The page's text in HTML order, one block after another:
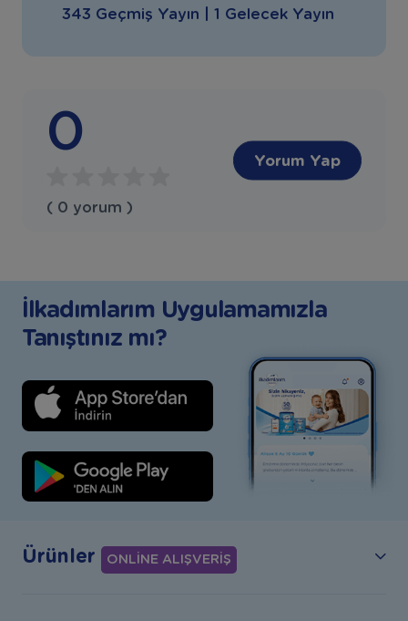
343 Geçmiş Yayın | 1 Gelecek Yayın
0
( 0 yorum )
Yorum Yap
İlkadımlarım Uygulamamızla
Tanıştınız mı?
Ürünler ONLİNE ALIŞVERİŞ